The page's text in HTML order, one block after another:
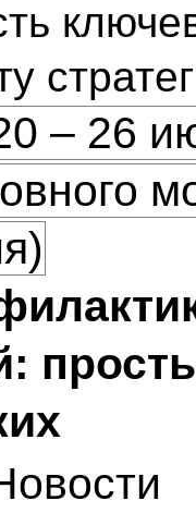
– 26